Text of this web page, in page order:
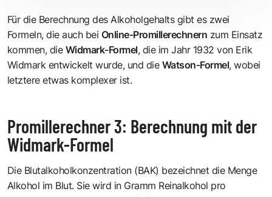
Für die Berechnung des Alkoholgehalts gibt es zwei
Formeln, die auch bei Online-Promillerechnern zum Einsatz
kommen, die Widmark-Formel, die im Jahr 1932 von Erik
Widmark entwickelt wurde, und die Watson-Formel, wobei
letztere etwas komplexer ist.
Promillerechner 3: Berechnung mit der
Widmark-Formel
Die Blutalkoholkonzentration (BAK) bezeichnet die Menge
Alkohol im Blut. Sie wird in Gramm Reinalkohol pro